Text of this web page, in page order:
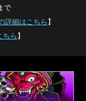
で
詳細はこちら 】
ちら 】